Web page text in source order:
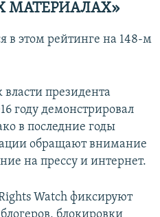
МАТЕРИАЛАХ»
в этом рейтинге на 148-м
президента
году демонстрировал
в последние годы
обращают внимание
на прессу и интернет.
Watch фиксируют